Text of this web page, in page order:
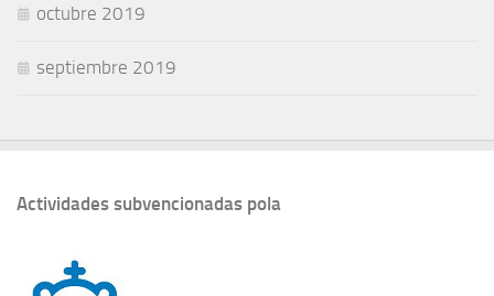
octubre 2019
septiembre 2019
Actividades subvencionadas pola